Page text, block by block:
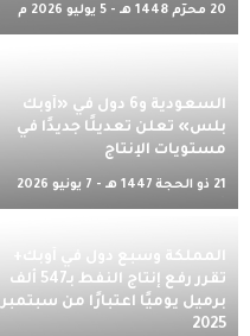
20 محرّم 1448 هـ - 5 يوليو 2026 م
السعودية و6 دول في «أوبك
بلس» تعلن تعديلًا جديدًا في
مستويات الإنتاج
21 ذو الحجة 1447 هـ - 7 يونيو 2026
المملكة وسبع دول في أوبك+
تقرر رفع إنتاج النفط بـ547 ألف
برميل يوميًا اعتبارًا من سبتمبر
2025